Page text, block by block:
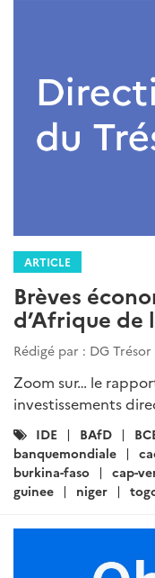
ARTICLE
Brèves
d’Afrique de
Rédigé par : DG Trésor
Zoom sur… le
investissements
Catégories
:
IDE BAfD
banquemondiale
burkina-faso
cap-
guinee
niger